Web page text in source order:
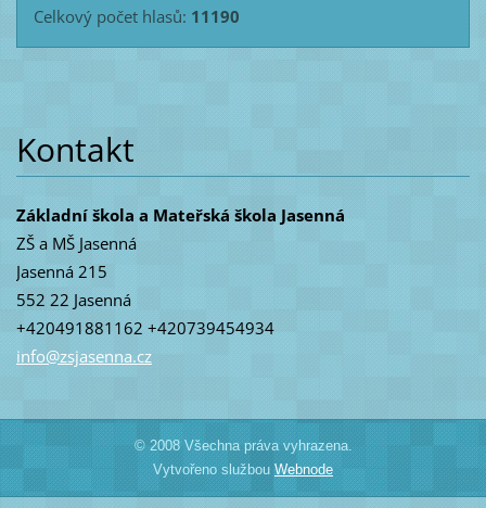
Celkový počet hlasů: 11190
Kontakt
Základní škola a Mateřská škola Jasenná
ZŠ a MŠ Jasenná
Jasenná 215
552 22 Jasenná
+420491881162 +420739454934
info@zsjasenna.cz
© 2008 Všechna práva vyhrazena.
Vytvořeno službouWebnode